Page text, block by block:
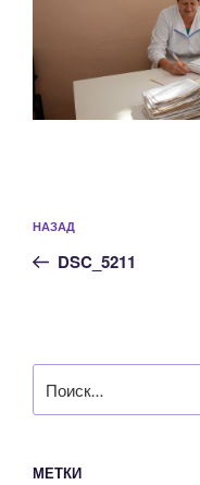
по
записям
Предыдущая
запись:
НАЗАД
DSC_5211
МЕТКИ